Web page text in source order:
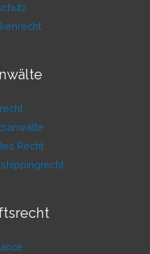
Recht